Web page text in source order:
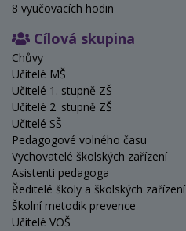
8 vyučovacích hodin
Cílová skupina
Chůvy
Učitelé MŠ
Učitelé 1. stupně ZŠ
Učitelé 2. stupně ZŠ
Učitelé SŠ
Pedagogové volného času
Vychovatelé školských zařízení
Asistenti pedagoga
Ředitelé školy a školských zařízení
Školní metodik prevence
Učitelé VOŠ